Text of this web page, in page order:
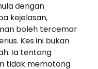
dengan
kejelasan,
boleh tercemar
Kes ini bukan
Ia tentang
tidak memotong